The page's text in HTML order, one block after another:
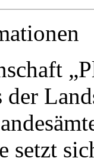
der
setzt